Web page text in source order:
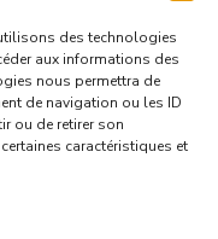
des technologies
aux informations des
nous permettra de
de navigation ou les ID
ou de retirer son
caractéristiques et
&